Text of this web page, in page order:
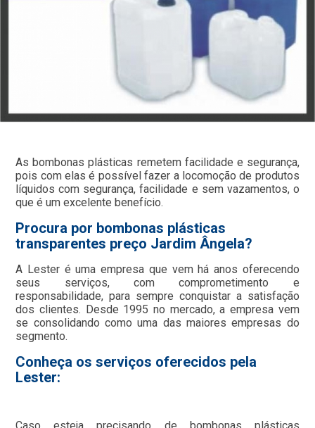
As bombonas plásticas remetem facilidade e segurança,
pois com elas é possível fazer a locomoção de produtos
líquidos com segurança, facilidade e sem vazamentos, o
que é um excelente benefício.
Procura por bombonas plásticas
transparentes preço Jardim Ângela?
A Lester é uma empresa que vem há anos oferecendo
seus serviços, com comprometimento e
responsabilidade, para sempre conquistar a satisfação
dos clientes. Desde 1995 no mercado, a empresa vem
se consolidando como uma das maiores empresas do
segmento.
Conheça os serviços oferecidos pela
Lester:
Caso esteja precisando de bombonas plásticas